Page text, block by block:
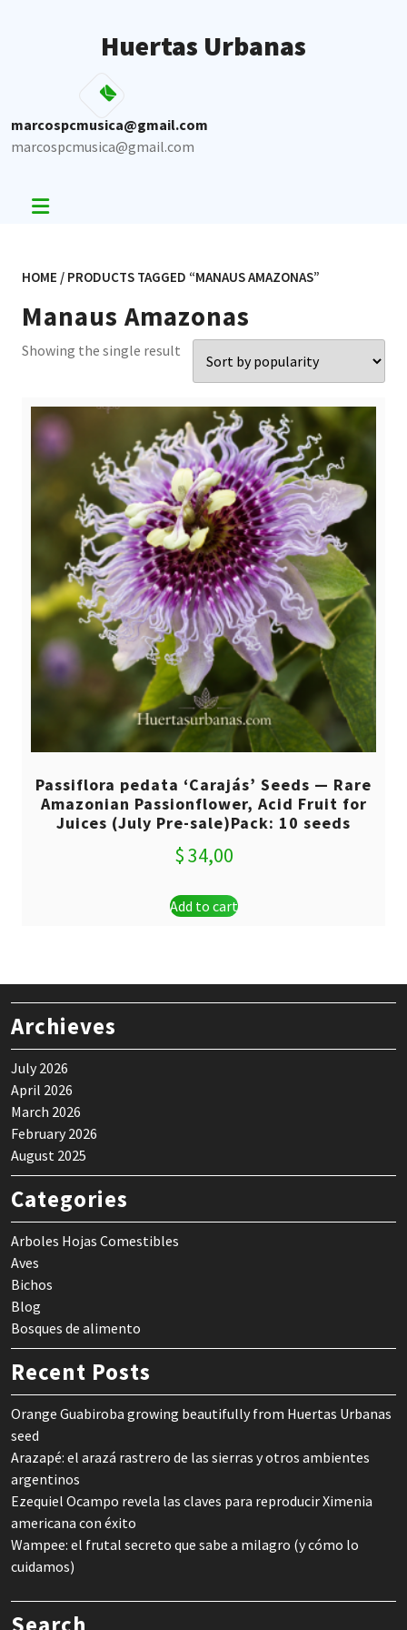
Huertas Urbanas
marcospcmusica@gmail.com
marcospcmusica@gmail.com
HOME / PRODUCTS TAGGED “MANAUS AMAZONAS”
Manaus Amazonas
Showing the single result
Passiflora pedata ‘Carajás’ Seeds — Rare
Amazonian Passionflower, Acid Fruit for
Juices (July Pre-sale)Pack: 10 seeds
$34,00
Add to cart
Archieves
July 2026
April 2026
March 2026
February 2026
August 2025
Categories
Arboles Hojas Comestibles
Aves
Bichos
Blog
Bosques de alimento
Recent Posts
Orange Guabiroba growing beautifully from Huertas Urbanas
seed
Arazapé: el arazá rastrero de las sierras y otros ambientes
argentinos
Ezequiel Ocampo revela las claves para reproducir Ximenia
americana con éxito
Wampee: el frutal secreto que sabe a milagro (y cómo lo
cuidamos)